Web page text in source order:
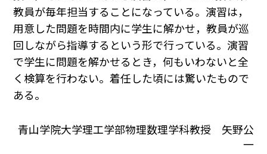
教員が毎年担当することになっている。演習は，
用意した問題を時間内に学生に解かせ，教員が巡
回しながら指導するという形で行っている。演習
で学生に問題を解かせるとき，何もいわないと全
く検算を行わない。着任した頃には驚いたもので
ある。
青山学院大学理工学部物理数理学科教授 矢野公
一